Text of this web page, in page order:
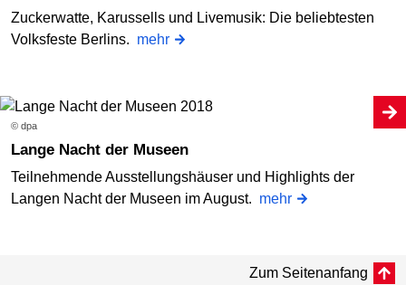
Zuckerwatte, Karussells und Livemusik: Die beliebtesten
Volksfeste Berlins. mehr
© dpa
Lange Nacht der Museen
Teilnehmende Ausstellungshäuser und Highlights der
Langen Nacht der Museen im August. mehr
Zum Seitenanfang